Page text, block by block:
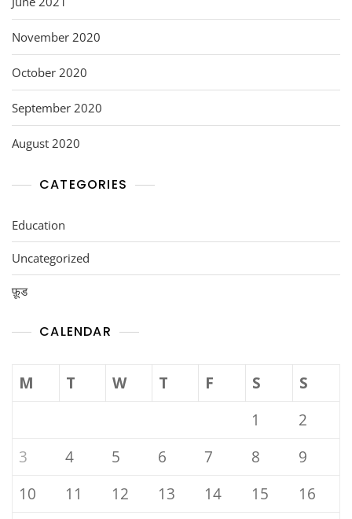
November 2020
October 2020
September 2020
August 2020
CATEGORIES
Education
Uncategorized
फ़ूड
CALENDAR
M T W T F S
S
1
2
3
4 5 6 7 8
9
10
11 12 13 14 15
16